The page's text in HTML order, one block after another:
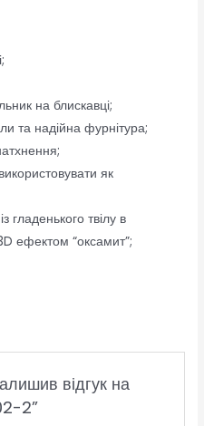
на блискавці;
та надійна фурнітура;
як
гладенького твілу в
ефектом “оксамит”;
відгук на
2”